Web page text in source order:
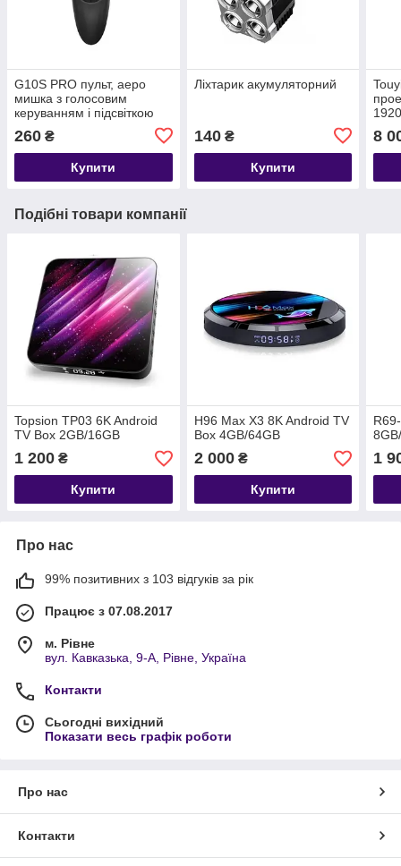
G10S PRO пульт, аеро
мишка з голосовим
керуванням і підсвіткою
260 ₴
Купити
Ліхтарик акумуляторний
140₴
Купити
8
Подібні товари компанії
Topsion TP03 6K Android
TV Box 2GB/16GB
1 200 ₴
Купити
H96 Max X3 8K Android TV
Box 4GB/64GB
2 000₴
Купити
1
Про нас
99% позитивних з 103 відгуків за рік
Працює з 07.08.2017
м. Рівне
вул. Кавказька, 9-А, Рівне, Україна
Контакти
Сьогодні вихідний
Показати весь графік роботи
Про нас
Контакти